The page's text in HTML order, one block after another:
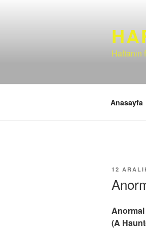
Anasayfa
YAYIM
12
(A